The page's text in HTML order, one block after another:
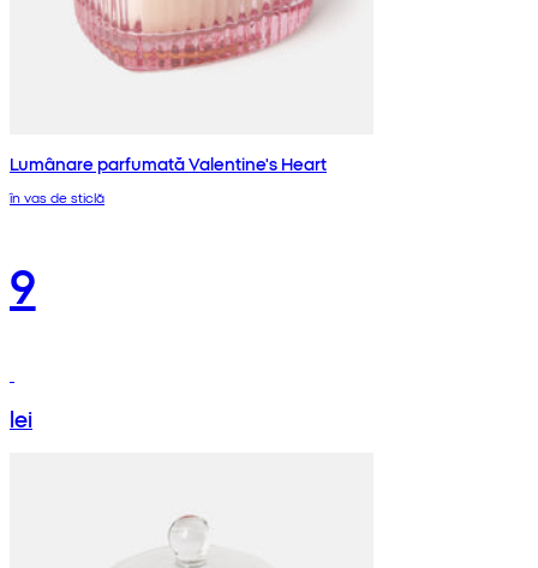
Lumânare parfumată Valentine's Heart
în vas de sticlă
9
lei